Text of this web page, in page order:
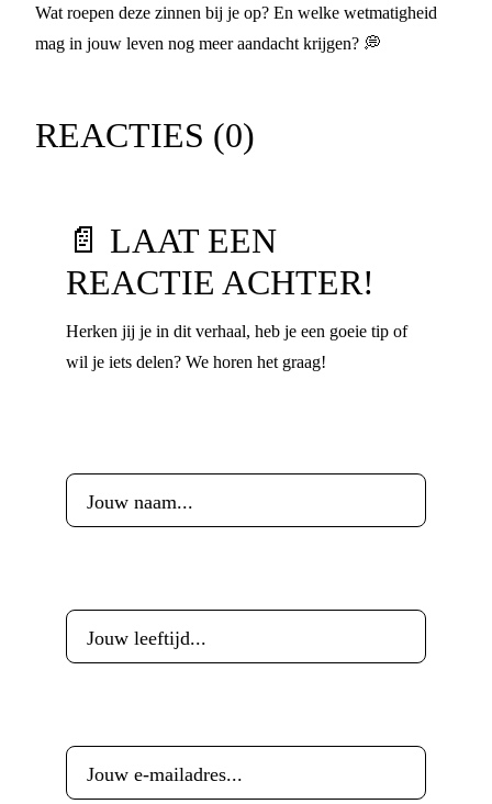
Wat roepen deze zinnen bij je op? En welke wetmatigheid
mag in jouw leven nog meer aandacht krijgen? 💭
REACTIES (0)
📄 LAAT EEN
REACTIE ACHTER!
Herken jij je in dit verhaal, heb je een goeie tip of
wil je iets delen? We horen het graag!